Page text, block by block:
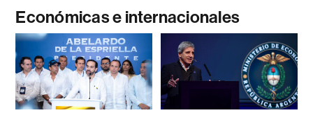
Económicas e internacionales